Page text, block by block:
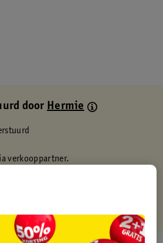
doorHermie
verkooppartner.